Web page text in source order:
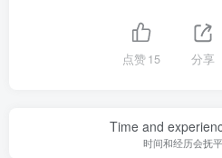
点赞15 分享
Time and
时间和经历会抚